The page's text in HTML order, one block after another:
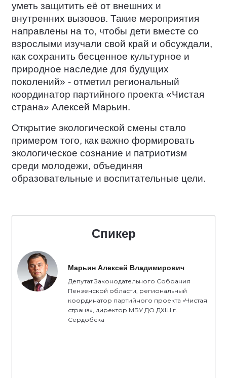
уметь защитить её от внешних и
внутренних вызовов. Такие мероприятия
направлены на то, чтобы дети вместе со
взрослыми изучали свой край и обсуждали,
как сохранить бесценное культурное и
природное наследие для будущих
поколений» - отметил региональный
координатор партийного проекта «Чистая
страна» Алексей Марьин.
Открытие экологической смены стало
примером того, как важно формировать
экологическое сознание и патриотизм
среди молодежи, объединяя
образовательные и воспитательные цели.
Спикер
Марьин Алексей Владимирович
Депутат Законодательного Собрания
Пензенской области, региональный
координатор партийного проекта «Чистая
страна», директор МБУ ДО ДХШ г.
Сердобска